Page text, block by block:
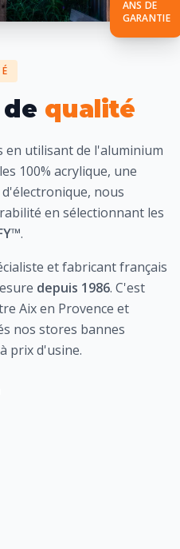
ANS DE
GARANTIE
qualité
en utilisant de l'aluminium
100% acrylique, une
nous
en sélectionnant les
.
et fabricant français
depuis 1986. C'est
Aix en Provence et
nos stores bannes
prix d'usine.